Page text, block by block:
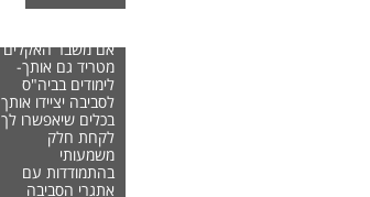
אם משבר האקלים
מטריד גם אותך-
לימודים בביה"ס
לסביבה יציידו אותך
בכלים שיאפשרו לך
לקחת חלק
משמעותי
בהתמודדות עם
אתגרי הסביבה